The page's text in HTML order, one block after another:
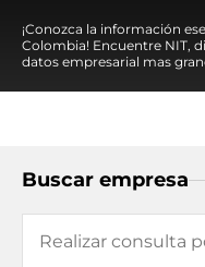
¡Conozca la información
Colombia! Encuentre NIT,
datos empresarial mas
Buscar empresa